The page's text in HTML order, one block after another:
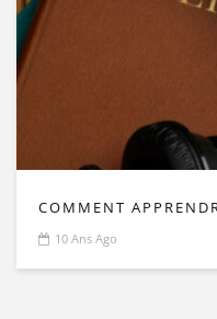
COMMENT
10 Ans Ago